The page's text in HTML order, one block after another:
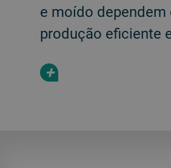
e moído dependem
produção eficiente
+